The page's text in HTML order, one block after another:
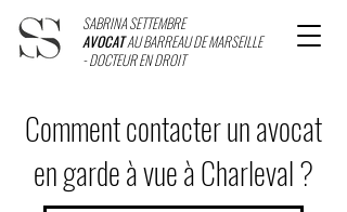
SABRINA SETTEMBRE
AVOCATAU BARREAU DE MARSEILLE
- DOCTEUR EN DROIT
Comment contacter un avocat
en garde à vue à Charleval ?